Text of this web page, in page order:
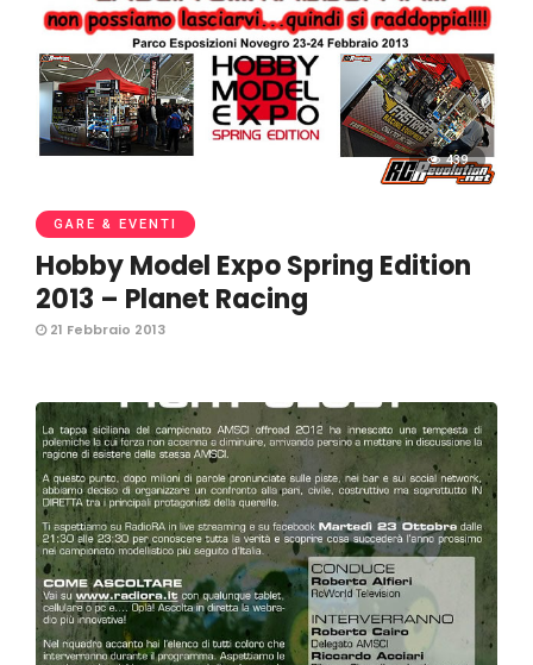
439
GARE & EVENTI
Hobby Model Expo Spring Edition
2013 – Planet Racing
21 Febbraio 2013